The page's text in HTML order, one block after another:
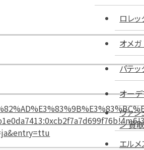
ロレ
オメ
パテッ
オー
ヴァシ
ン 買
エル